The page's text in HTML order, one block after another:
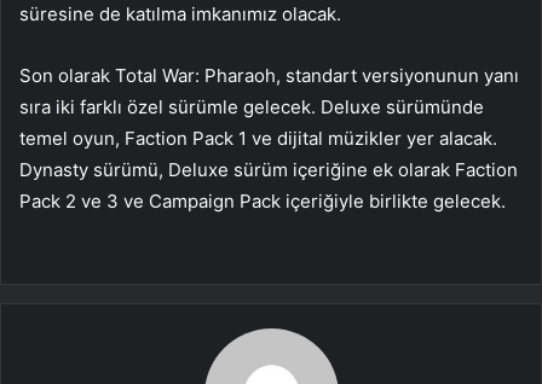
süresine de katılma imkanımız olacak.
Son olarak Total War: Pharaoh, standart versiyonunun yanı
sıra iki farklı özel sürümle gelecek. Deluxe sürümünde
temel oyun, Faction Pack 1 ve dijital müzikler yer alacak.
Dynasty sürümü, Deluxe sürüm içeriğine ek olarak Faction
Pack 2 ve 3 ve Campaign Pack içeriğiyle birlikte gelecek.